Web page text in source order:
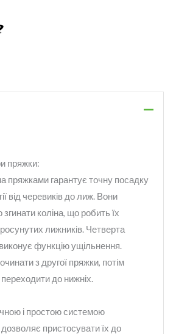
пряжки:
пряжками гарантує точну посадку
від черевиків до лиж. Вони
коліна, що робить їх
лижників. Четверта
функцію ущільнення.
з другої пряжки, потім
переходити до нижніх.
і простою системою
пристосувати їх до